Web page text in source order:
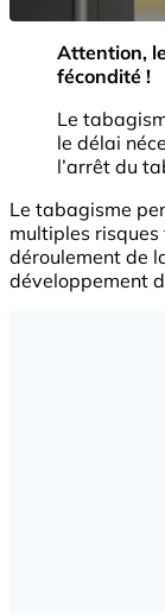
Attention,
fécondité !
Le
le délai
l’arrêt du
Le tabagisme
multiples
déroulement de
développement